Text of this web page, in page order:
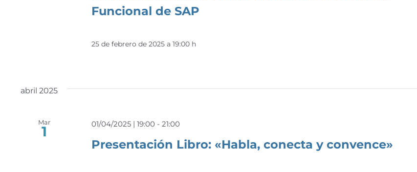
Funcional de SAP
25 de febrero de 2025 a 19:00 h
abril 2025
Mar
1
Presentación Libro: «Habla, conecta y convence»
01/04/2025 | 19:00 -21:00